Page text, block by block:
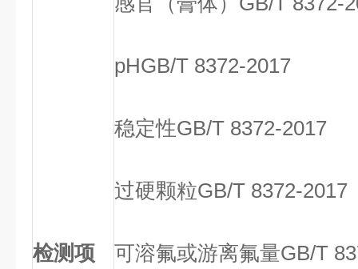
检测项
pHGB/T 8372-2017
稳定性GB/T 8372-2017
过硬颗粒GB/T 8372-2017
可溶氟或游离氟量GB/T